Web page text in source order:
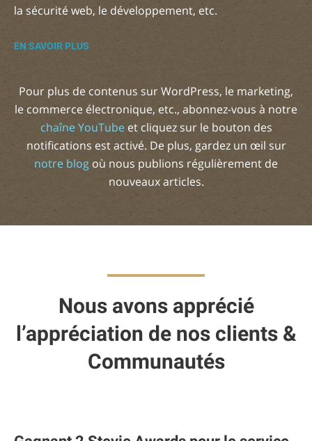
la sécurité web, le développement, etc.
EN SAVOIR PLUS
Pour plus de contenus sur WordPress, le marketing,
le commerce électronique, etc., abonnez-vous à notre
chaîne YouTubeet cliquez sur le bouton des
notifications est activé. De plus, gardez un œil sur
notre blog où nous publions régulièrement de
nouveaux articles.
Nous avons apprécié
l’appréciation de nos clients &
Communautés